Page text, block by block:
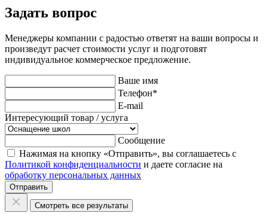
Задать вопрос
Менеджеры компании с радостью ответят на ваши вопросы и
произведут расчет стоимости услуг и подготовят
индивидуальное коммерческое предложение.
Ваше имя
Телефон*
E-mail
Интересующий товар / услуга
Сообщение
Нажимая на кнопку «Отправить», вы соглашаетесь с
Политикой конфиденциальности и даете согласие на
обработку персональных данных
Отправить
Смотреть все результаты